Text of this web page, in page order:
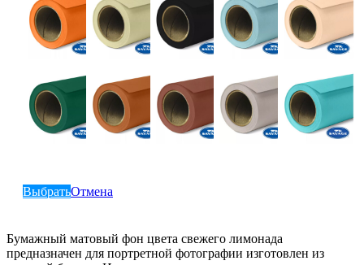
ВыбратьОтмена
Бумажный матовый фон цвета свежего лимонада
предназначен для портретной фотографии изготовлен из